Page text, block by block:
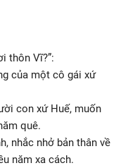
thôn Vĩ?”:
của một cô gái xứ
con xứ Huế, muốn
quê.
nhắc nhở bản thân về
năm xa cách.